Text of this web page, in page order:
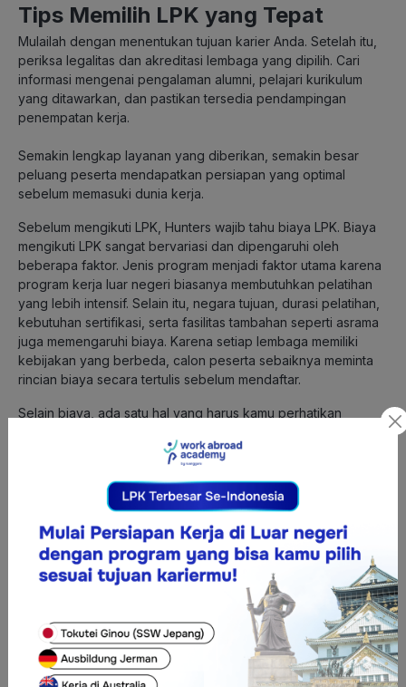
Tips Memilih LPK yang Tepat
Mulailah dengan menentukan tujuan karier Anda. Setelah itu,
periksa legalitas dan akreditasi lembaga yang dipilih. Cari
informasi mengenai pengalaman alumni, pelajari kurikulum
yang ditawarkan, dan pastikan tersedia pendampingan
penempatan kerja.
Semakin lengkap layanan yang diberikan, semakin besar
peluang peserta mendapatkan persiapan yang optimal
sebelum memasuki dunia kerja.
Sebelum mengikuti LPK, Hunters wajib tahu biaya LPK. Biaya
mengikuti LPK sangat bervariasi dan dipengaruhi oleh
beberapa faktor. Jenis program menjadi faktor utama karena
program kerja luar negeri biasanya membutuhkan pelatihan
yang lebih intensif. Selain itu, negara tujuan, durasi pelatihan,
kebutuhan sertifikasi, serta fasilitas tambahan seperti asrama
juga memengaruhi biaya. Karena setiap lembaga memiliki
kebijakan yang berbeda, calon peserta sebaiknya meminta
rincian biaya secara tertulis sebelum mendaftar.
Selain biaya, ada satu hal yang harus kamu perhatikan
penting untuk menghindari risiko bergabung dengan lembaga
yang tidak memiliki izin resmi.
Bagaimana cara mengecek legalitas LPK?
Cara Cek Legalitas LPK Secara
Online
1. Buka SIAPKerja Kemnaker.
2. Cari menu Sending Organization (SO).
3. Masukkan nama LPK.
4. Verifikasi nomor izin dan status lembaga.